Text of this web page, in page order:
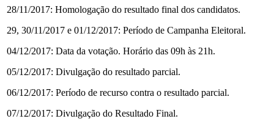
28/11/2017: Homologação do resultado final dos candidatos.
29, 30/11/2017 e 01/12/2017: Período de Campanha Eleitoral.
04/12/2017: Data da votação. Horário das 09h às 21h.
05/12/2017: Divulgação do resultado parcial.
06/12/2017: Período de recurso contra o resultado parcial.
07/12/2017: Divulgação do Resultado Final.